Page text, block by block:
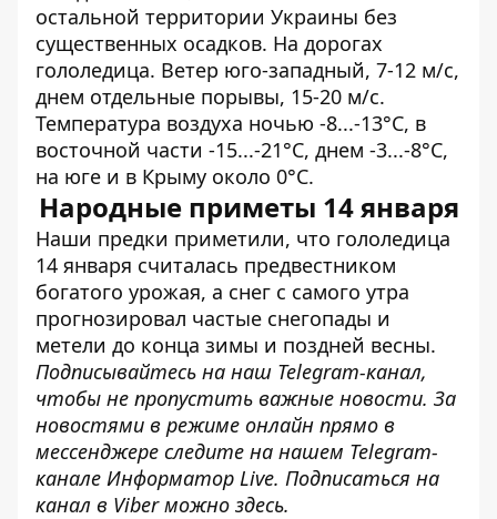
остальной территории Украины без
существенных осадков. На дорогах
гололедица. Ветер юго-западный, 7-12 м/с,
днем ​​отдельные порывы, 15-20 м/с.
Температура воздуха ночью -8...-13°С, в
восточной части -15...-21°С, днем ​​-3...-8°С,
на юге и в Крыму около 0°С.
Народные приметы 14 января
Наши предки приметили, что гололедица
14 января считалась предвестником
богатого урожая, а снег с самого утра
прогнозировал частые снегопады и
метели до конца зимы и поздней весны.
Подписывайтесь на наш Telegram-канал,
чтобы не пропустить важные новости. За
новостями в режиме онлайн прямо в
мессенджере следите на нашем Telegram-
канале Информатор Live. Подписаться на
канал в Viber можно здесь.